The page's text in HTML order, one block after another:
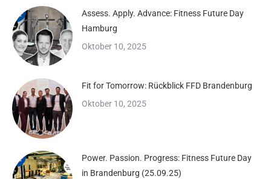
Assess. Apply. Advance: Fitness Future Day
Hamburg
Oktober 10, 2025
Fit for Tomorrow: Rückblick FFD Brandenburg
Oktober 10, 2025
Power. Passion. Progress: Fitness Future Day
in Brandenburg (25.09.25)